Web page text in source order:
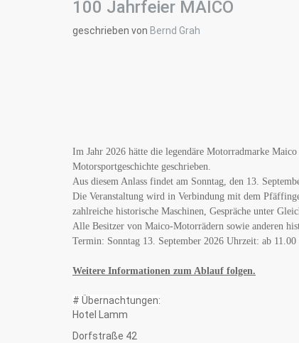
100 Jahrfeier MAICO
geschrieben von Bernd Grah
Im Jahr 2026 hätte die legendäre Motorradmarke
Motorsportgeschichte geschrieben.
Aus diesem Anlass findet am Sonntag, den 13.
Die Veranstaltung wird in Verbindung mit dem
zahlreiche historische Maschinen, Gespräche unter
Alle Besitzer von Maico-Motorrädern sowie anderen
Termin: Sonntag 13. September 2026 Uhrzeit: ab
Weitere Informationen zum Ablauf folgen.
# Übernachtungen:
Hotel Lamm
Dorfstraße 42